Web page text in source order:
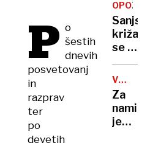
P o
šestih
dnevih
posvetovanj
in
razprav
ter
po
devetih
bi s
sekiro
umoril
mamo,
tudi
očima
in
se je
v
moro:
razsaja
po
Za
nami
je